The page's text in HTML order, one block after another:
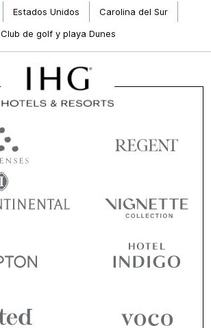
Estados Unidos
Carolina del Sur
Club de golf y playa Dunes